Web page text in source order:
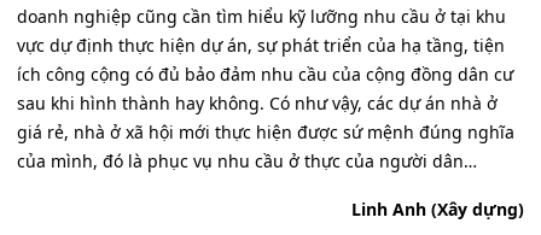
doanh nghiệp cũng cần tìm hiểu kỹ lưỡng nhu cầu ở tại khu
vực dự định thực hiện dự án, sự phát triển của hạ tầng, tiện
ích công cộng có đủ bảo đảm nhu cầu của cộng đồng dân cư
sau khi hình thành hay không. Có như vậy, các dự án nhà ở
giá rẻ, nhà ở xã hội mới thực hiện được sứ mệnh đúng nghĩa
của mình, đó là phục vụ nhu cầu ở thực của người dân…
Linh Anh (Xây dựng)